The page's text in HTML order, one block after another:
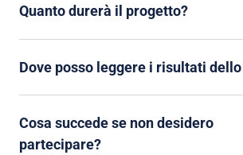
Quanto durerà il progetto?
Dove posso leggere i risultati
Cosa succede se non desidero
partecipare?